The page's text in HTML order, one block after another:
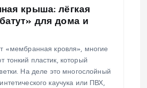
крыша: лёгкая
для дома и
«мембранная кровля», многие
тонкий пластик, который
На деле это многослойный
каучука или ПВХ,